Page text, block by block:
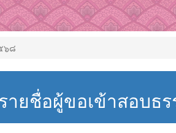
๖๘
ายชื่อผู้ขอเข้าสอบธ